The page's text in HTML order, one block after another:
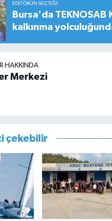
EDITÖRÜN SEÇTIĞI
Bursa'da TEKNOSAB
kalkınma
HAKKINDA
Merkezi
çekebilir